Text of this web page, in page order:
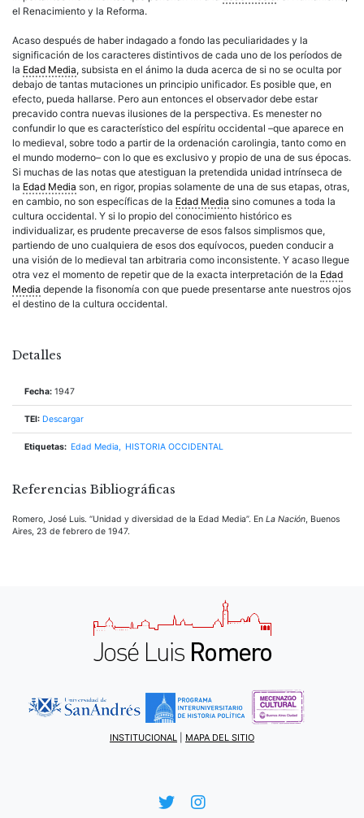
el Renacimiento y la Reforma.
Acaso después de haber indagado a fondo las peculiaridades y la
significación de los caracteres distintivos de cada uno de los períodos de
la Edad Media, subsista en el ánimo la duda acerca de si no se oculta por
debajo de tantas mutaciones un principio unificador. Es posible que, en
efecto, pueda hallarse. Pero aun entonces el observador debe estar
precavido contra nuevas ilusiones de la perspectiva. Es menester no
confundir lo que es característico del espíritu occidental –que aparece en
lo medieval, sobre todo a partir de la ordenación carolingia, tanto como en
el mundo moderno– con lo que es exclusivo y propio de una de sus épocas.
Si muchas de las notas que atestiguan la pretendida unidad intrínseca de
la Edad Media son, en rigor, propias solamente de una de sus etapas, otras,
en cambio, no son específicas de la Edad Media sino comunes a toda la
cultura occidental. Y si lo propio del conocimiento histórico es
individualizar, es prudente precaverse de esos falsos simplismos que,
partiendo de uno cualquiera de esos dos equívocos, pueden conducir a
una visión de lo medieval tan arbitraria como inconsistente. Y acaso llegue
otra vez el momento de repetir que de la exacta interpretación de la Edad
Media depende la fisonomía con que puede presentarse ante nuestros ojos
el destino de la cultura occidental.
Detalles
Fecha: 1947
TEI: Descargar
Etiquetas: Edad Media HISTORIA OCCIDENTAL
Referencias Bibliográficas
Romero, José Luis. “Unidad y diversidad de la Edad Media”. En La Nación, Buenos
Aires, 23 de febrero de 1947.
INSTITUCIONAL MAPA DEL SITIO